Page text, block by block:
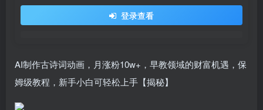
登录查看
AI制作古诗词动画，月涨粉10w+，早教领域的财富机遇，保
姆级教程，新手小白可轻松上手【揭秘】